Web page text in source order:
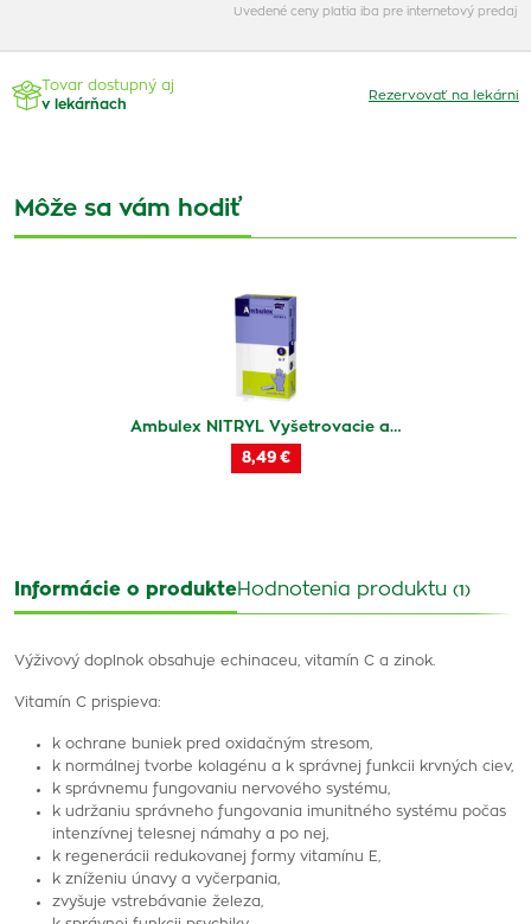
Uvedené ceny platia iba pre internetový predaj
Tovar dostupný aj
v lekárňach
Rezervovať na lekárni
Môže sa vám hodiť
Ambulex NITRYL Vyšetrovacie a…
8,49 €
Informácie o produkteHodnotenia produktu (1)
Výživový doplnok obsahuje echinaceu, vitamín C a zinok.
Vitamín C prispieva:
k ochrane buniek pred oxidačným stresom,
k normálnej tvorbe kolagénu a k správnej funkcii krvných ciev,
k správnemu fungovaniu nervového systému,
k udržaniu správneho fungovania imunitného systému počas
intenzívnej telesnej námahy a po nej,
k regenerácii redukovanej formy vitamínu E,
k zníženiu únavy a vyčerpania,
zvyšuje vstrebávanie železa,